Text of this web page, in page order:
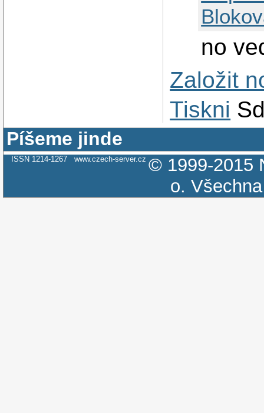
no
Založit
Tiskni
Píšeme jinde
ISSN 1214-1267 www.czech-server.cz © 1999-2015
o.